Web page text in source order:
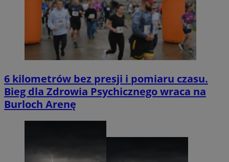
6 kilometrów bez presji i pomiaru czasu.
Bieg dla Zdrowia Psychicznego wraca na
Burloch Arenę